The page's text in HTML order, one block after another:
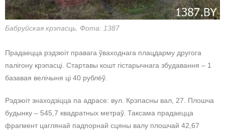
Бабруйская крэпасць. Фота: 1387
Прадаецца рэдзюіт правага ўваходнага плацдарму другога
палігону крэпасці. Стартавы кошт гістарычнага збудавання – 1
базавая велічыня ці 40 рублёў.
Рэдзюіт знаходзіцца па адрасе: вул. Крэпасны вал, 27. Плошча
будынку – 545,7 квадратных метраў. Таксама прадаецца
фрагмент цаглянай падпорнай сцяны валу плошчай 42,67